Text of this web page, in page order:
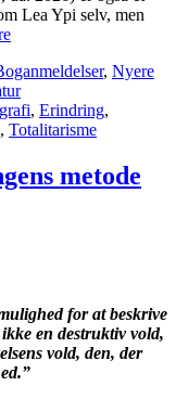
Lea Ypi selv, men
, Nyere
, Erindring,
, Totalitarisme
metode
for at beskrive
en destruktiv vold,
vold, den, der